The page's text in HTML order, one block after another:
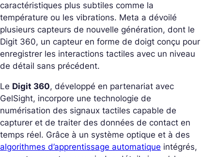
caractéristiques plus subtiles comme la
température ou les vibrations. Meta a dévoilé
plusieurs capteurs de nouvelle génération, dont le
Digit 360, un capteur en forme de doigt conçu pour
enregistrer les interactions tactiles avec un niveau
de détail sans précédent.
Le Digit 360, développé en partenariat avec
GelSight, incorpore une technologie de
numérisation des signaux tactiles capable de
capturer et de traiter des données de contact en
temps réel. Grâce à un système optique et à des
algorithmes d’apprentissage automatique intégrés,